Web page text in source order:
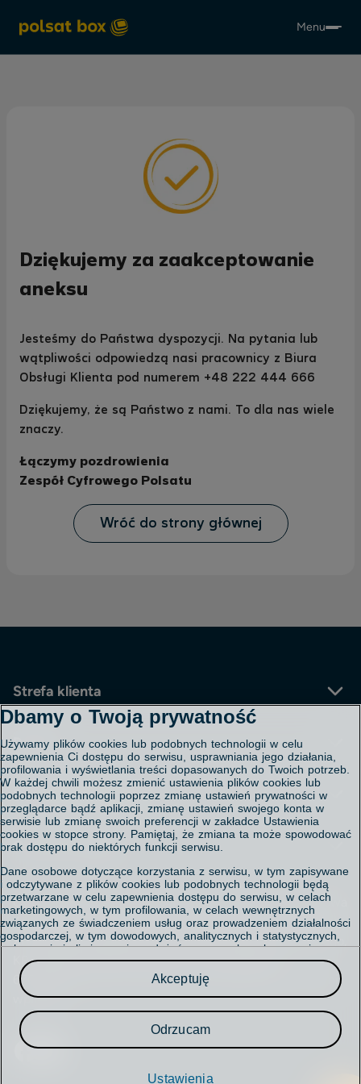
Menu
Dziękujemy za zaakceptowanie
aneksu
Jesteśmy do Państwa dyspozycji. Na pytania lub
wątpliwości odpowiedzą nasi pracownicy z Biura
Obsługi Klienta pod numerem +48 222 444 666
Dziękujemy, że są Państwo z nami. To dla nas wiele
znaczy.
Łączymy pozdrowienia
Zespół Cyfrowego Polsatu
Wróć do strony głównej
Strefa klienta
Aplikacja Polsat Box
Regulaminy i cenniki
Polityka prywatności
Polityka cookies
Ustawienia cookies
Informacja o przetwarzaniu danych
Informacja prawna o właścicielu serwisu
Akt o Usługach Cyfrowych / Digital Services Act
Pomoc
Porady - FAQ
Mapa salonów
Mapa zasięgu usługi internet
Mapa strony
Serwis korporacyjny
Investor Relations
Relacje inwestorskie
Praca
Biuro prasowe
Centrum obsługi
Chcesz porozmawiać o zasięgu, płatnościach lub
usługach dodatkowych? Zadzwoń do Działu Obsługi
Klienta: 801 08 08 08*
z telefonu komórkowego:
22 212 72 22*
699 002 222*
*Koszt połączenia jest zgodny z taryfą operatora
Adres e-doręczeń
AE: PL-16348-62170-EIRJE-22
Cyfrowy Polsat S.A. z siedzibą w Warszawie, ul. Łubinowa
4a, 03-878 Warszawa, Sąd Rejonowy dla m.st. Warszawy,
XIV Wydział Gospodarczy Krajowego Rejestru Sądowego,
KRS 0000010078 NIP 796-18-10-732 REGON
670925160, kapitał zakładowy 25.581.840,64 zł w pełni
wpłacony.
Linkuj nas w mediach społecznościowych
Dbamy o Twoją prywatność
Używamy plików cookies lub podobnych technologii w celu
zapewnienia Ci dostępu do serwisu, usprawniania jego działania,
profilowania i wyświetlania treści dopasowanych do Twoich potrzeb.
W każdej chwili możesz zmienić ustawienia plików cookies lub
podobnych technologii poprzez zmianę ustawień prywatności w
przeglądarce bądź aplikacji, zmianę ustawień swojego konta w
serwisie lub zmianę swoich preferencji w zakładce Ustawienia
cookies w stopce strony. Pamiętaj, że zmiana ta może spowodować
brak dostępu do niektórych funkcji serwisu.
Dane osobowe dotyczące korzystania z serwisu, w tym zapisywane
i odczytywane z plików cookies lub podobnych technologii będą
przetwarzane w celu zapewnienia dostępu do serwisu, w celach
marketingowych, w tym profilowania, w celach wewnętrznych
związanych ze świadczeniem usług oraz prowadzeniem działalności
gospodarczej, w tym dowodowych, analitycznych i statystycznych,
wykrywania i eliminowania nadużyć oraz w celu wykonywania
obowiązków wynikających z przepisów prawa. Administratorem
Twoich danych jest
Cyfrowy Polsat S.A.
Przysługuje Ci prawo do dostępu do danych, ich usunięcia,
ograniczenia przetwarzania, przenoszenia, sprzeciwu, sprostowania
oraz cofnięcia zgód w każdym czasie.
Szczegółowe informacje dotyczące przetwarzania danych oraz
lub podobnych technologii, w tym dotyczące możliwości
Akceptuję
Odrzucam
Ustawienia